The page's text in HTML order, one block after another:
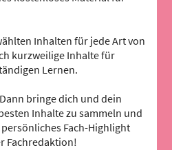
Inhalten für jede Art von
kurzweilige Inhalte für
Lernen.
bringe dich und dein
Inhalte zu sammeln und
Fach-Highlight
Fachredaktion!